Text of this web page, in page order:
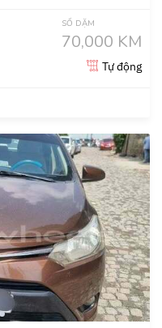
SỐ DẶM
70,000 KM
Tự động